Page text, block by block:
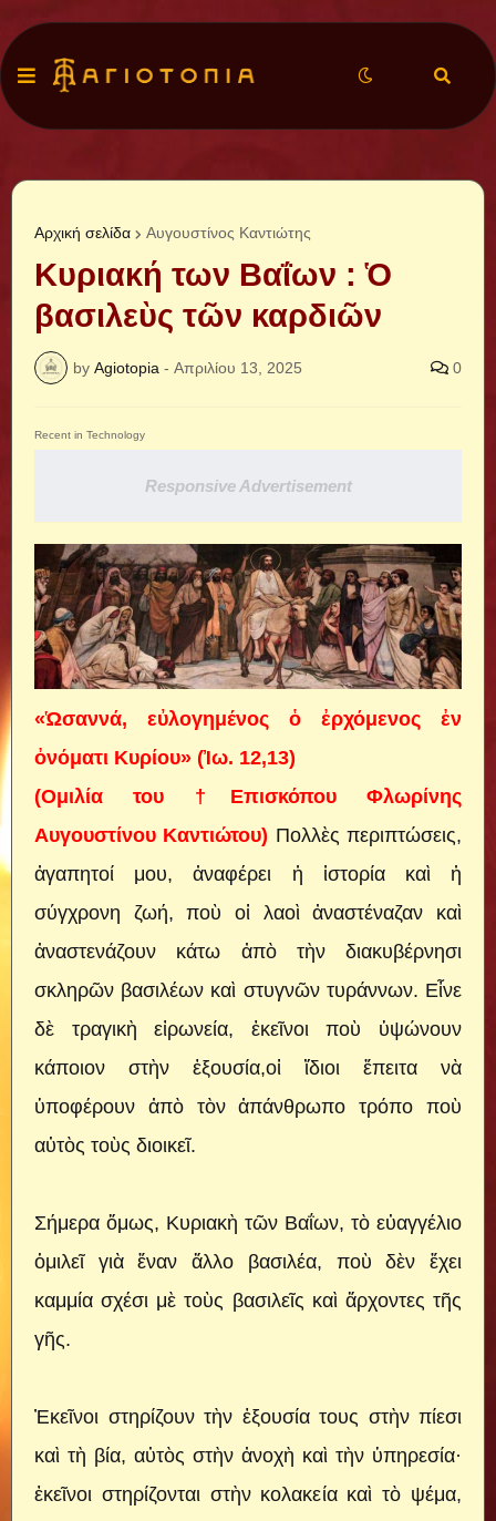
Αρχική σελίδα Αυγουστίνος Καντιώτης
Κυριακή των Βαΐων : Ὁ
βασιλεὺς τῶν καρδιῶν
by Agiotopia - Απριλίου 13, 2025 0
Recent in Technology
Responsive Advertisement
«Ὡσαννά, εὐλογημένος ὁ ἐρχόμενος ἐν
ὀνόματι Κυρίου» (Ἰω. 12,13)
(Ομιλία του †Επισκόπου Φλωρίνης
Αυγουστίνου Καντιώτου) Πολλὲς περιπτώσεις,
ἀγαπητοί μου, ἀναφέρει ἡ ἱστορία καὶ ἡ
σύγχρονη ζωή, ποὺ οἱ λαοὶ ἀναστέναζαν καὶ
ἀναστενάζουν κάτω ἀπὸ τὴν διακυβέρνησι
σκληρῶν βασιλέων καὶ στυγνῶν τυράννων. Εἶνε
δὲ τραγικὴ εἰρωνεία, ἐκεῖνοι ποὺ ὑψώνουν
κάποιον στὴν ἐξουσία,οἱ ἴδιοι ἔπειτα νὰ
ὑποφέρουν ἀπὸ τὸν ἀπάνθρωπο τρόπο ποὺ
αὐτὸς τοὺς διοικεῖ.
Σήμερα ὅμως, Κυριακὴ τῶν Βαΐων, τὸ εὐαγγέλιο
ὁμιλεῖ γιὰ ἕναν ἄλλο βασιλέα, ποὺ δὲν ἔχει
καμμία σχέσι μὲ τοὺς βασιλεῖς καὶ ἄρχοντες τῆς
γῆς.
Ἐκεῖνοι στηρίζουν τὴν ἐξουσία τους στὴν πίεσι
καὶ τὴ βία, αὐτὸς στὴν ἀνοχὴ καὶ τὴν ὑπηρεσία·
ἐκεῖνοι στηρίζονται στὴν κολακεία καὶ τὸ ψέμα,